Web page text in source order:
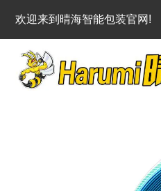
欢迎来到晴海智能包装官网!